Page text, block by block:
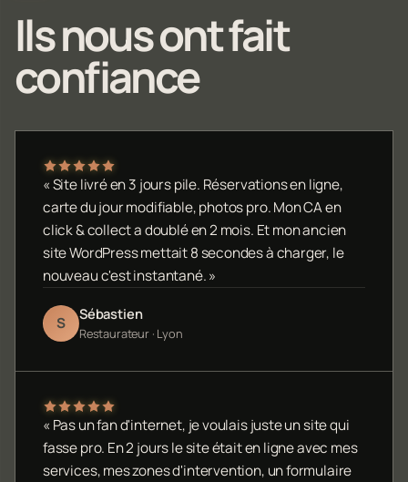
Ils nous ont fait
confiance
« Site livré en 3 jours pile. Réservations en ligne,
carte du jour modifiable, photos pro. Mon CA en
click & collect a doublé en 2 mois. Et mon ancien
site WordPress mettait 8 secondes à charger, le
nouveau c'est instantané. »
S Sébastien
Restaurateur · Lyon
« Pas un fan d'internet, je voulais juste un site qui
fasse pro. En 2 jours le site était en ligne avec mes
services, mes zones d'intervention, un formulaire